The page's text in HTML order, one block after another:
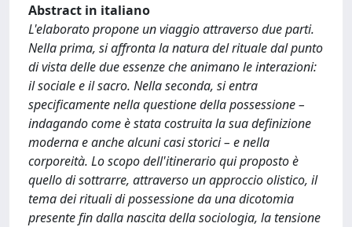
Abstract in italiano
L'elaborato propone un viaggio attraverso due parti.
Nella prima, si affronta la natura del rituale dal punto
di vista delle due essenze che animano le interazioni:
il sociale e il sacro. Nella seconda, si entra
specificamente nella questione della possessione –
indagando come è stata costruita la sua definizione
moderna e anche alcuni casi storici – e nella
corporeità. Lo scopo dell'itinerario qui proposto è
quello di sottrarre, attraverso un approccio olistico, il
tema dei rituali di possessione da una dicotomia
presente fin dalla nascita della sociologia, la tensione